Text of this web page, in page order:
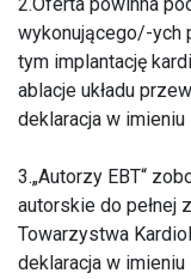
wykonującego/-ych
tym implantację
ablacje układu
deklaracja w imieniu
3.„Autorzy EBT“
autorskie do pełnej
Towarzystwa
deklaracja w imieniu